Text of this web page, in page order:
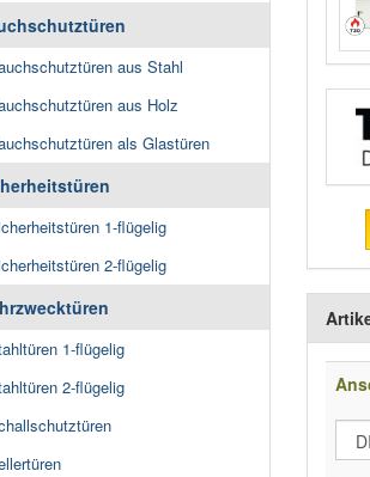
aus Stahl
aus Holz
als Glastüren
1-flügelig
2-flügelig
1-flügelig
2-flügelig